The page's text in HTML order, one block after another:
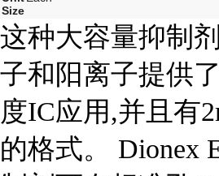
Size
这种大容量抑制
子和阳离子提供
度IC应用,并且有
的格式。 Dionex